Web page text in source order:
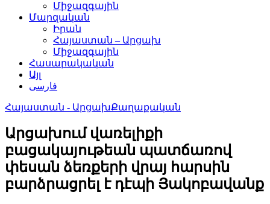
Միջազգային
Մարզական
Իրան
Հայաստան – Արցախ
Միջազգային
Հասարակական
Այլ
فارسی
Հայաստան - ԱրցախՔաղաքական
Արցախում վառելիքի
բացակայութեան պատճառով
փեսան ձեռքերի վրայ հարսին
բարձրացրել է դէպի Յակոբավանք